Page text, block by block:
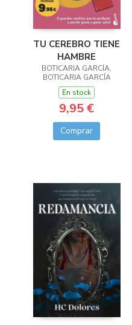
TU CEREBRO TIENE
HAMBRE
BOTICARIA GARCÍA,
BOTICARIA GARCÍA
En stock
9,95 €
Comprar